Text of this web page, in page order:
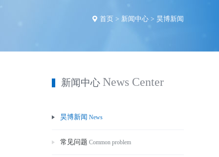
首页 > 新闻中心 > 昊博新闻
新闻中心 News Center
昊博新闻 News
常见问题 Common problem